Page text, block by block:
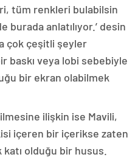
tüm renkleri bulabilsin
burada anlatılıyor.’ desin
çok çeşitli şeyler
baskı veya lobi sebebiyle
bir ekran olabilmek
ilişkin ise Mavili,
içeren bir içerikse zaten
katı olduğu bir husus.